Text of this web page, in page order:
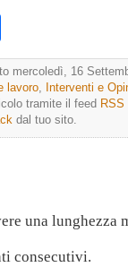
mercoledì, 16
lavoro, Interventi e
tramite il feed RSS
dal tuo sito.
una lunghezza
consecutivi.